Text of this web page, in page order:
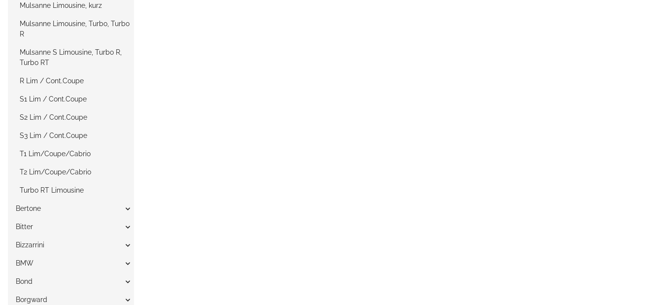
Mulsanne Limousine, kurz
Mulsanne Limousine, Turbo, Turbo
R
Mulsanne S Limousine, Turbo R,
Turbo RT
R Lim / Cont.Coupe
S1 Lim / Cont.Coupe
S2 Lim / Cont.Coupe
S3 Lim / Cont.Coupe
T1 Lim/Coupe/Cabrio
T2 Lim/Coupe/Cabrio
Turbo RT Limousine
Bertone
Bitter
Bizzarrini
BMW
Bond
Borgward